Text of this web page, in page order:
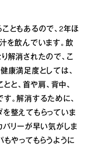
ともあるので、2年ほ
を飲んでいます。飲
解消されたので、こ
康満足度としては、
と、首や肩、背中、
。解消するために、
整えてもらっていま
バリーが早い気がしま
もやってもらうように